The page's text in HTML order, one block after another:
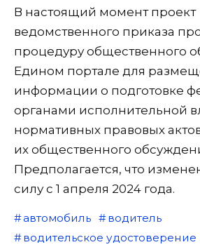
В настоящий момент проект
ведомственного приказа
процедуру общественного
Едином портале для
информации о подготовке
органами исполнительной
нормативных правовых
их общественного
Предполагается, что
силу с 1 апреля 2024 года.
автомобиль
водитель
водительское удостоверение